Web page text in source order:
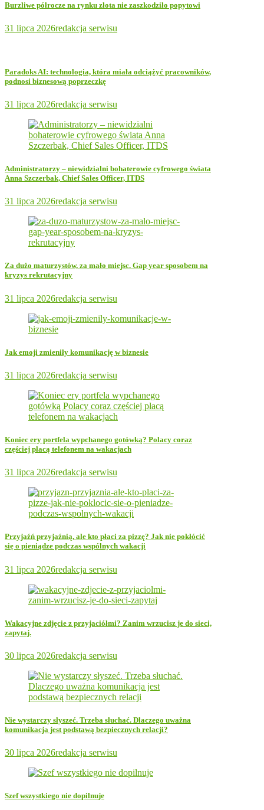
Burzliwe półrocze na rynku złota nie zaszkodziło popytowi
31 lipca 2026redakcja serwisu
Paradoks AI: technologia, która miała odciążyć pracowników,
podnosi biznesową poprzeczkę
31 lipca 2026redakcja serwisu
Administratorzy – niewidzialni bohaterowie cyfrowego świata
Anna Szczerbak, Chief Sales Officer, ITDS
31 lipca 2026redakcja serwisu
Za dużo maturzystów, za mało miejsc. Gap year sposobem na
kryzys rekrutacyjny
31 lipca 2026redakcja serwisu
Jak emoji zmieniły komunikację w biznesie
31 lipca 2026redakcja serwisu
Koniec ery portfela wypchanego gotówką? Polacy coraz
częściej płacą telefonem na wakacjach
31 lipca 2026redakcja serwisu
Przyjaźń przyjaźnią, ale kto płaci za pizzę? Jak nie pokłócić
się o pieniądze podczas wspólnych wakacji
31 lipca 2026redakcja serwisu
Wakacyjne zdjęcie z przyjaciółmi? Zanim wrzucisz je do sieci,
zapytaj.
30 lipca 2026redakcja serwisu
Nie wystarczy słyszeć. Trzeba słuchać. Dlaczego uważna
komunikacja jest podstawą bezpiecznych relacji?
30 lipca 2026redakcja serwisu
Szef wszystkiego nie dopilnuje